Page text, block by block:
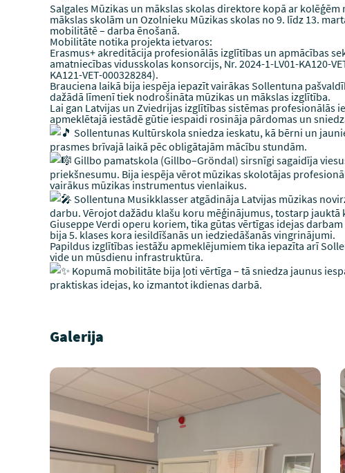
Salgales Mūzikas un mākslas skolas direktore kopā ar kolēģēm
mākslas skolām un Ozolnieku Mūzikas skolas no 9. līdz 13.
mobilitātē – darba ēnošanā.
Mobilitāte notika projekta ietvaros:
Erasmus+ akreditācija profesionālās izglītības un apmācības
amatniecības vidusskolas konsorcijs, Nr. 2024-1-LV01-KA120-
KA121-VET-000328284).
Brauciena laikā bija iespēja iepazīt vairākas Sollentuna
dažādā līmenī tiek nodrošināta mūzikas un mākslas izglītība.
Lai gan Latvijas un Zviedrijas izglītības sistēmas profesionālās
apmeklētajā iestādē gūtie iespaidi rosināja pārdomas un
Sollentunas Kultūrskola sniedza ieskatu, kā bērni un
prasmes brīvajā laikā pēc obligātajām mācību stundām.
Gillbo pamatskola (Gillbo–Gröndal) sirsnīgi sagaidīja
priekšnesumu. Bija iespēja vērot mūzikas skolotājas
vairākus mūzikas instrumentus vienlaikus.
Sollentuna Musikklasser atgādināja Latvijas mūzikas
darbu. Vērojot dažādu klašu koru mēģinājumus, tostarp jauktā
Giuseppe Verdi operu koriem, tika gūtas vērtīgas idejas
bija 5. klases kora iesildīšanās un iedziedāšanās vingrinājumi.
Papildus izglītības iestāžu apmeklējumiem tika iepazīta arī
vide un mūsdienu infrastruktūra.
Kopumā mobilitāte bija ļoti vērtīga – tā sniedza jaunus
praktiskas idejas, ko izmantot ikdienas darbā.
Galerija